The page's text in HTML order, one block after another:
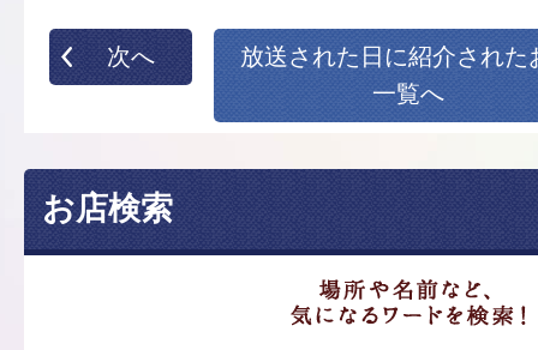
次へ
放送された日に紹介された
一覧へ
お店検索